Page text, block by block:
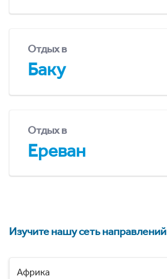
Отдых в
Баку
Отдых в
Ереван
Изучите нашу сеть направлений
Африка